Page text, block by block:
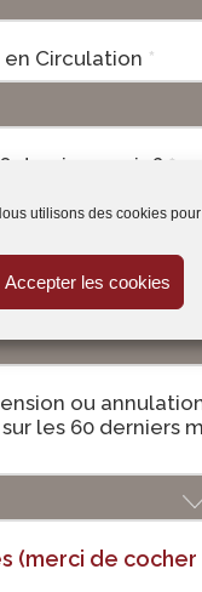
utilisons des cookies
Accepter les cookies
en Circulation *
derniers mois ? *
les 36 derniers
*
ou
les 60 derniers
(merci de cocher